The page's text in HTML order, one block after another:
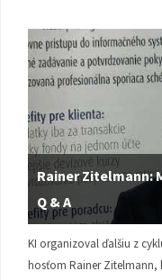
Rainer Zitelmann:
Q & A
KI organizoval ďalšiu z
hosťom Rainer